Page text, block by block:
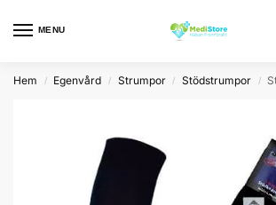
MENU
Hem / Egenvård / Strumpor / Stödstrumpor /